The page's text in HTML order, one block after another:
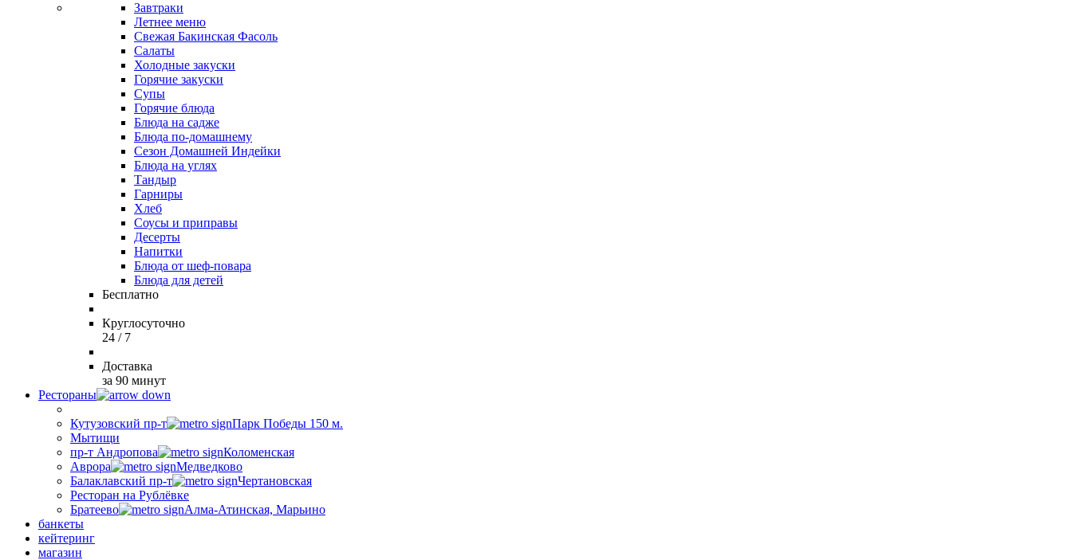
Завтраки
Летнее меню
Свежая Бакинская Фасоль
Салаты
Холодные закуски
Горячие закуски
Супы
Горячие блюда
Блюда на садже
Блюда по-домашнему
Сезон Домашней Индейки
Блюда на углях
Тандыр
Гарниры
Хлеб
Соусы и приправы
Десерты
Напитки
Блюда от шеф-повара
Блюда для детей
Бесплатно
Круглосуточно
24 / 7
Доставка
за 90 минут
Рестораны
Кутузовский пр-т
Парк Победы 150 м.
Мытищи
пр-т Андропова
Коломенская
Аврора
Медведково
Балаклавский пр-т
Чертановская
Ресторан на Рублёвке
Братеево
Алма-Атинская, Марьино
банкеты
кейтеринг
магазин